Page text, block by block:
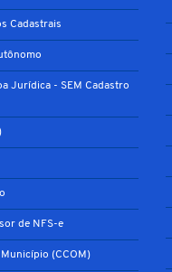
Cadastrais
Jurídica - SEM Cadastro
de NFS-e
(CCOM)